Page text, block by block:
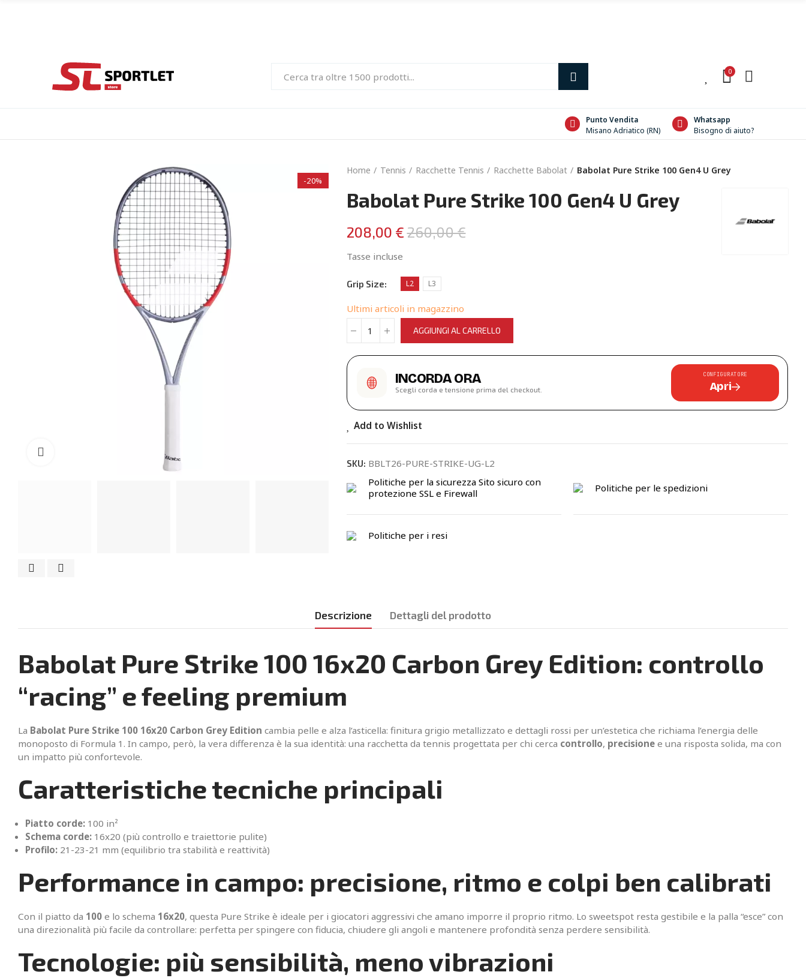
0
Punto Vendita
Misano Adriatico (RN)
Whatsapp
Bisogno di aiuto?
-20%
Home Tennis Racchette Tennis Racchette Babolat Babolat Pure Strike 100 Gen4 U Grey
Babolat Pure Strike 100 Gen4 U Grey
208,00 €260,00 €
Tasse incluse
Grip Size L2 L3
Ultimi articoli in magazzino
AGGIUNGI AL CARRELLO
INCORDA ORA
Scegli corda e tensione prima del checkout.
CONFIGURATORE
Apri
Add to Wishlist
SKU: BBLT26-PURE-STRIKE-UG-L2
Politiche per la sicurezza Sito sicuro con
protezione SSL e Firewall
Politiche per le spedizioni
Politiche per i resi
Descrizione Dettagli del prodotto
Babolat Pure Strike 100 16x20 Carbon Grey Edition: controllo
“racing” e feeling premium
La Babolat Pure Strike 100 16x20 Carbon Grey Edition cambia pelle e alza l’asticella: finitura grigio metallizzato e dettagli rossi per un’estetica che richiama l’energia delle
monoposto di Formula 1. In campo, però, la vera differenza è la sua identità: una racchetta da tennis progettata per chi cerca controllo, precisione e una risposta solida, ma con
un impatto più confortevole.
Caratteristiche tecniche principali
Piatto corde: 100 in²
Schema corde: 16x20 (più controllo e traiettorie pulite)
Profilo: 21-23-21 mm (equilibrio tra stabilità e reattività)
Performance in campo: precisione, ritmo e colpi ben calibrati
Con il piatto da 100 e lo schema 16x20, questa Pure Strike è ideale per i giocatori aggressivi che amano imporre il proprio ritmo. Lo sweetspot resta gestibile e la palla “esce” con
una direzionalità più facile da controllare: perfetta per spingere con fiducia, chiudere gli angoli e mantenere profondità senza perdere sensibilità.
Tecnologie: più sensibilità, meno vibrazioni